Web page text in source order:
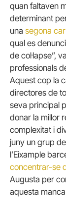
quan faltaven
determinant
una segona
qual es
de col·lapse”,
professionals
Aquest cop la
directores de
seva principal
donar la millor
complexitat i
juny un grup
l’Eixample
concentrar-se
Augusta per
aquesta